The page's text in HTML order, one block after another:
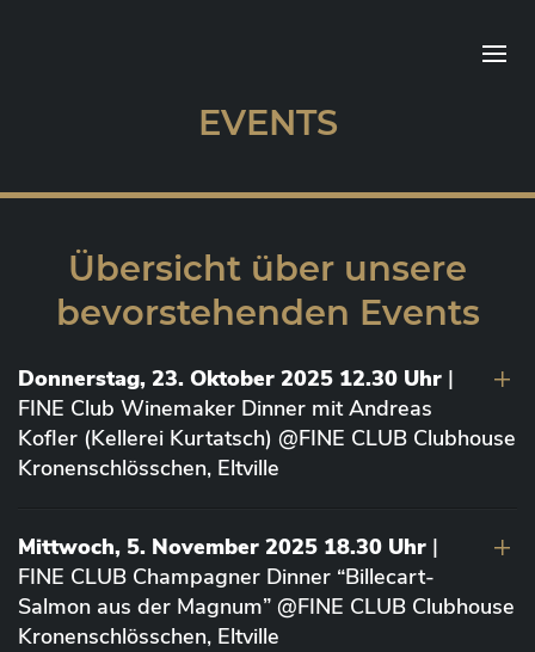
EVENTS
Übersicht über unsere
bevorstehenden Events
Donnerstag, 23. Oktober 2025 12.30 Uhr |
FINE Club Winemaker Dinner mit Andreas
Kofler (Kellerei Kurtatsch) @FINE CLUB Clubhouse
Kronenschlösschen, Eltville
Mittwoch, 5. November 2025 18.30 Uhr |
FINE CLUB Champagner Dinner “Billecart-
Salmon aus der Magnum” @FINE CLUB Clubhouse
Kronenschlösschen, Eltville